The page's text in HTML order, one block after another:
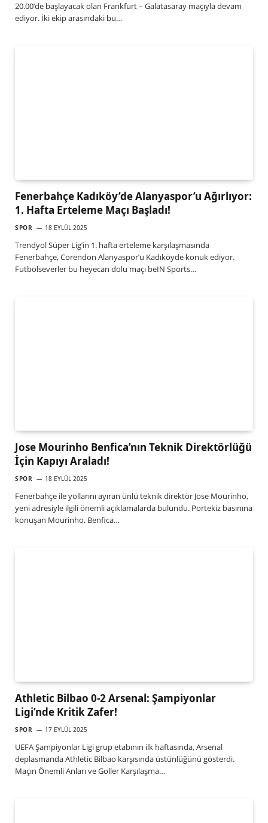
20.00’de başlayacak olan Frankfurt – Galatasaray maçıyla devam
ediyor. İki ekip arasındaki bu…
Fenerbahçe Kadıköy’de Alanyaspor’u Ağırlıyor:
1. Hafta Erteleme Maçı Başladı!
SPOR 18 EYLÜL 2025
Trendyol Süper Lig’in 1. hafta erteleme karşılaşmasında
Fenerbahçe, Corendon Alanyaspor’u Kadıköyde konuk ediyor.
Futbolseverler bu heyecan dolu maçı beIN Sports…
Jose Mourinho Benfica’nın Teknik Direktörlüğü
İçin Kapıyı Araladı!
SPOR 18 EYLÜL 2025
Fenerbahçe ile yollarını ayıran ünlü teknik direktör Jose Mourinho,
yeni adresiyle ilgili önemli açıklamalarda bulundu. Portekiz basınına
konuşan Mourinho, Benfica…
Athletic Bilbao 0-2 Arsenal: Şampiyonlar
Ligi’nde Kritik Zafer!
SPOR 17 EYLÜL 2025
UEFA Şampiyonlar Ligi grup etabının ilk haftasında, Arsenal
deplasmanda Athletic Bilbao karşısında üstünlüğünü gösterdi.
Maçın Önemli Anları ve Goller Karşılaşma…